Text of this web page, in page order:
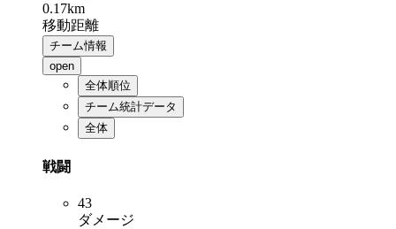
0.17km
移動距離
チーム情報
open
全体順位
チーム統計データ
全体
戦闘
43
ダメージ